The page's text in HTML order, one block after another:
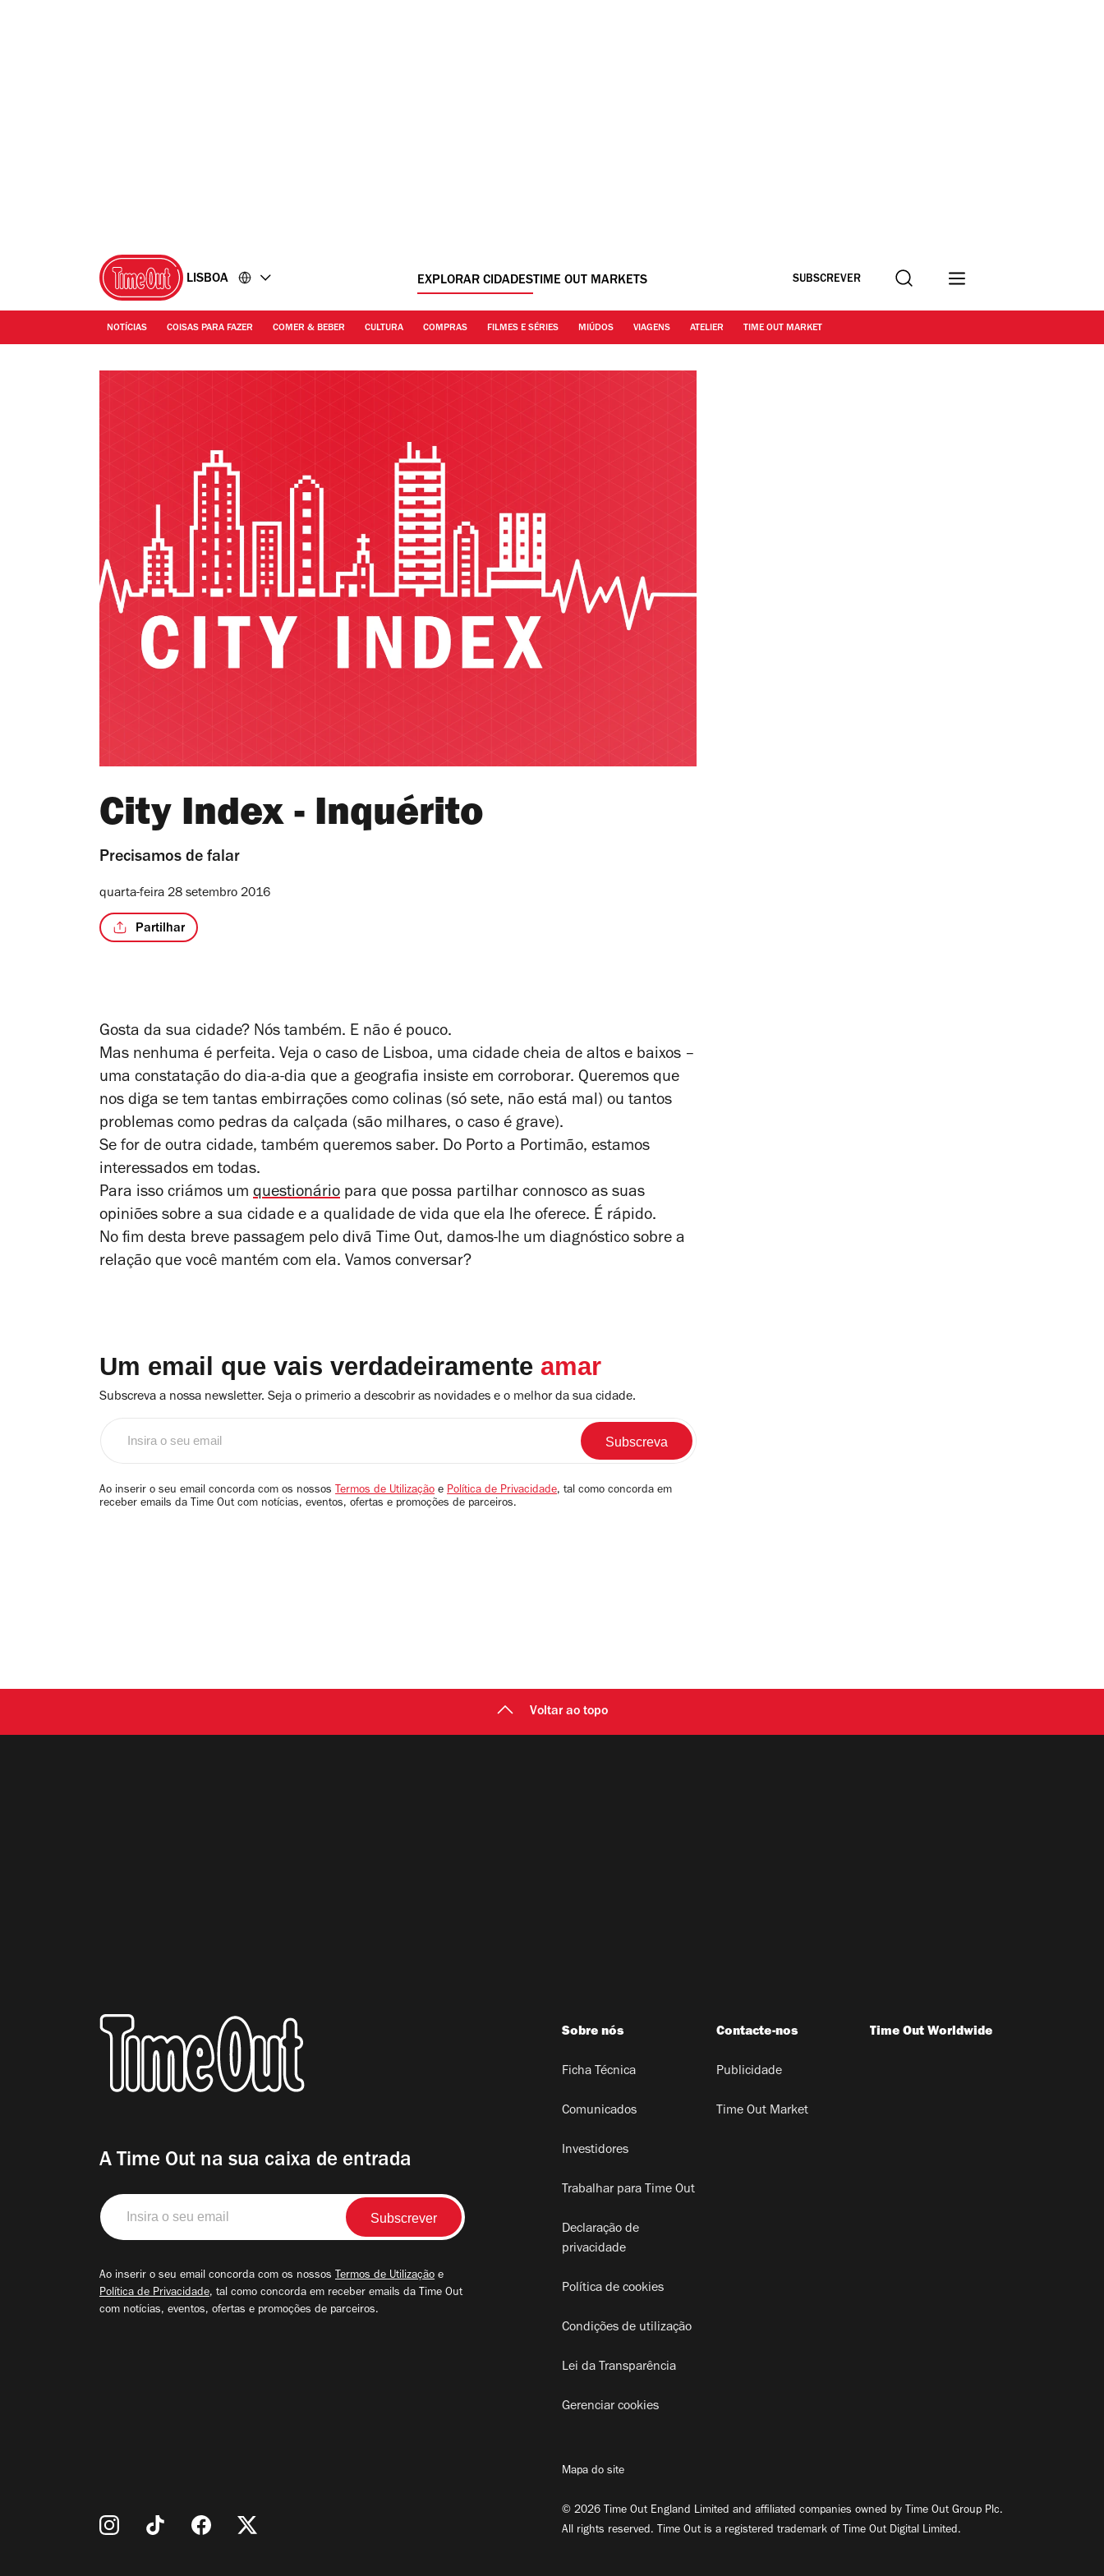
LISBOA EXPLORAR CIDADESTIME OUT MARKETS SUBSCREVER Procurar
NOTÍCIAS COISAS PARA FAZER COMER & BEBER CULTURA COMPRAS FILMES E SÉRIES MIÚDOS VIAGENS ATELIER TIME OUT MARKET
City Index - Inquérito
Precisamos de falar
quarta-feira 28 setembro 2016
Partilhar
Gosta da sua cidade? Nós também. E não é pouco.
Mas nenhuma é perfeita. Veja o caso de Lisboa, uma cidade cheia de altos e baixos –
uma constatação do dia-a-dia que a geografia insiste em corroborar. Queremos que
nos diga se tem tantas embirrações como colinas (só sete, não está mal) ou tantos
problemas como pedras da calçada (são milhares, o caso é grave).
Se for de outra cidade, também queremos saber. Do Porto a Portimão, estamos
interessados em todas.
Para isso criámos um questionário para que possa partilhar connosco as suas
opiniões sobre a sua cidade e a qualidade de vida que ela lhe oferece. É rápido.
No fim desta breve passagem pelo divã Time Out, damos-lhe um diagnóstico sobre a
relação que você mantém com ela. Vamos conversar?
Um email que vais verdadeiramente amar
Subscreva a nossa newsletter. Seja o primerio a descobrir as novidades e o melhor da sua cidade.
email
Ao inserir o seu email concorda com os nossos Termos de Utilização e Política de Privacidade, tal como concorda em
receber emails da Time Out com notícias, eventos, ofertas e promoções de parceiros.
Voltar ao topo
A Time Out na sua caixa de entrada
Insira
o
seu
Ao inserir o seu email concorda com os nossos Termos de Utilização e
Política de Privacidade, tal como concorda em receber emails da Time Out
com notícias, eventos, ofertas e promoções de parceiros.
Sobre nós
Ficha Técnica
Comunicados
Investidores
Trabalhar para Time Out
Declaração de
privacidade
Política de cookies
Condições de utilização
Lei da Transparência
Gerenciar cookies
Contacte-nos
Publicidade
Time Out Market
Time Out Worldwide
Mapa do site
© 2026 Time Out England Limited and affiliated companies owned by Time Out Group Plc.
All rights reserved. Time Out is a registered trademark of Time Out Digital Limited.